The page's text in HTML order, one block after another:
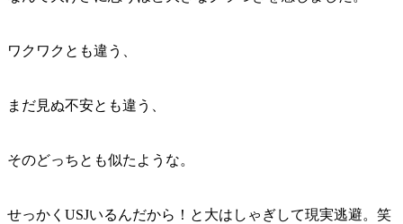
ワクワクとも違う、
まだ見ぬ不安とも違う、
そのどっちとも似たような。
せっかくUSJいるんだから！と大はしゃぎして現実逃避。笑